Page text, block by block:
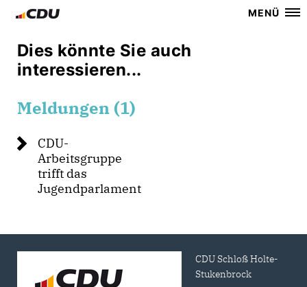
MENÜ
Dies könnte Sie auch
interessieren...
Meldungen (1)
CDU-
Arbeitsgruppe
trifft das
Jugendparlament
CDU Schloß Holte-
Stukenbrock